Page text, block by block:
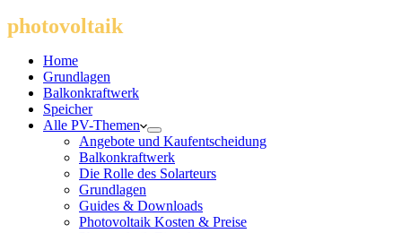
photovoltaik
Home
Grundlagen
Balkonkraftwerk
Speicher
Alle PV-Themen
Angebote und Kaufentscheidung
Balkonkraftwerk
Die Rolle des Solarteurs
Grundlagen
Guides & Downloads
Photovoltaik Kosten & Preise